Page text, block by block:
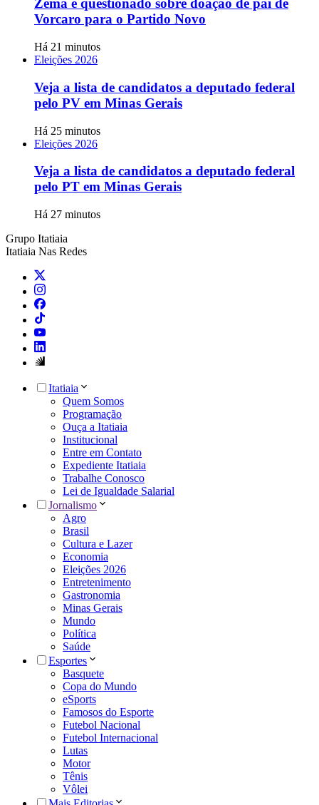
Zema é questionado sobre doação de pai de
Vorcaro para o Partido Novo
Há 21 minutos
Eleições 2026
Veja a lista de candidatos a deputado federal
pelo PV em Minas Gerais
Há 25 minutos
Eleições 2026
Veja a lista de candidatos a deputado federal
pelo PT em Minas Gerais
Há 27 minutos
Grupo Itatiaia
Itatiaia Nas Redes
Itatiaia
Quem Somos
Programação
Ouça a Itatiaia
Institucional
Entre em Contato
Expediente Itatiaia
Trabalhe Conosco
Lei de Igualdade Salarial
Jornalismo
Agro
Brasil
Cultura e Lazer
Economia
Eleições 2026
Entretenimento
Gastronomia
Minas Gerais
Mundo
Política
Saúde
Esportes
Basquete
Copa do Mundo
eSports
Famosos do Esporte
Futebol Nacional
Futebol Internacional
Lutas
Motor
Tênis
Vôlei